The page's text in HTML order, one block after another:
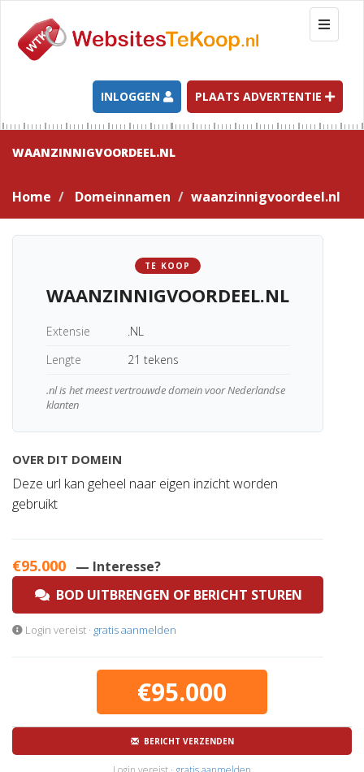
T
o
g
l
e
n
g
a
t
INLOGGEN PLAATS ADVERTENTIE
WAANZINNIGVOORDEEL.NL
Home Domeinnamen waanzinnigvoordeel.nl
TE KOOP
WAANZINNIGVOORDEEL.NL
Extensie
.NL
Lengte
21 tekens
.nl is het meest vertrouwde domein voor Nederlandse
klanten
OVER DIT DOMEIN
Deze url kan geheel naar eigen inzicht worden
gebruikt
€95.000 — Interesse?
BOD UITBRENGEN OF BERICHT STUREN
Login vereist · gratis aanmelden
€95.000
BERICHT VERZENDEN